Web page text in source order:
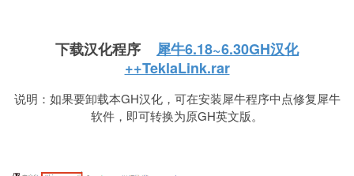
下载汉化程序 犀牛6.18~6.30GH汉化
++TeklaLink.rar
说明：如果要卸载本GH汉化，可在安装犀牛程序中点修复犀牛
软件，即可转换为原GH英文版。